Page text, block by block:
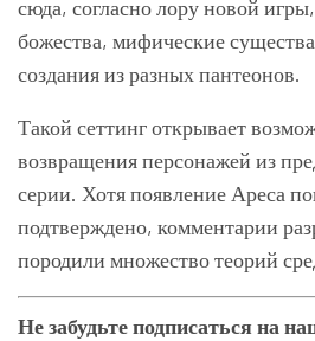
сюда, согласно лору новой
божества, мифические
создания из разных пантеонов.
Такой сеттинг открывает
возвращения персонажей из
серии. Хотя появление Ареса
подтверждено, комментарии
породили множество теорий
Не забудьте подписаться на